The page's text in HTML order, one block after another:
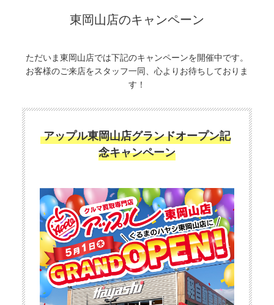
東岡山店のキャンペーン
ただいま東岡山店では下記のキャンペーンを開催中です。
お客様のご来店をスタッフ一同、心よりお待ちしておりま
す！
アップル東岡山店グランドオープン記
念キャンペーン